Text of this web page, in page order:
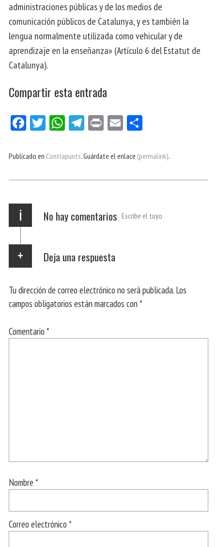
administraciones públicas y de los medios de
comunicación públicos de Catalunya, y es también la
lengua normalmente utilizada como vehicular y de
aprendizaje en la enseñanza» (Artículo 6 del Estatut de
Catalunya).
Compartir esta entrada
Fa
bo
Tw
er
W
ts
p
Te
gr
m
Pri E
ail pa
r
Publicado en Contrapunts. Guárdate el enlace (permalink).
i No hay comentarios Escribe el tuyo
Deja una respuesta
Tu dirección de correo electrónico no será publicada. Los
campos obligatorios están marcados con *
Comentario *
Nombre *
Correo electrónico *